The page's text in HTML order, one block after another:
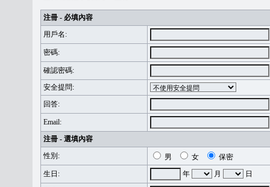
注冊 - 必填內容
用戶名:
密碼:
確認密碼:
安全提問:
回答:
Email:
注冊 - 選填內容
性別:
男 女
保密
生日:
年 月 日